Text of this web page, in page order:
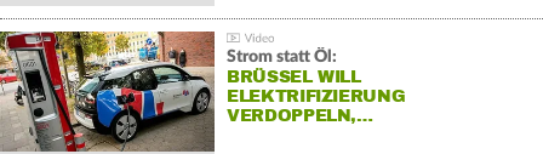
Strom statt Öl:
BRÜSSEL WILL
ELEKTRIFIZIERUNG
VERDOPPELN,…